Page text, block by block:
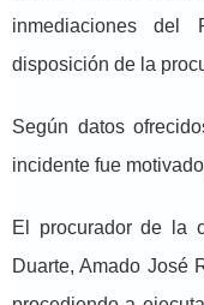
inmediaciones
disposición de la
Según datos
incidente fue
El procurador de la
Duarte, Amado José